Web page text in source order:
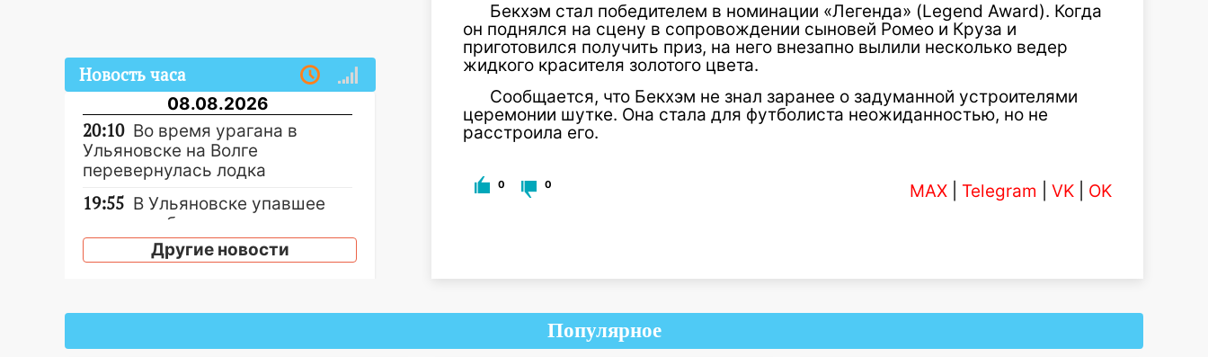
Бекхэм стал победителем в номинации «Легенда» (Legend Award). Когда
он поднялся на сцену в сопровождении сыновей Ромео и Круза и
приготовился получить приз, на него внезапно вылили несколько ведер
жидкого красителя золотого цвета.
Сообщается, что Бекхэм не знал заранее о задуманной устроителями
церемонии шутке. Она стала для футболиста неожиданностью, но не
расстроила его.
0 0 MAX Telegram VK OK
Новость часа
08.08.2026
20:10 Во время урагана в
Ульяновске на Волге
перевернулась лодка
19:55 В Ульяновске упавшее
дерево заблокировало в
машине двух женщин
один уже готов, ещё два —
Другие новости
Популярное